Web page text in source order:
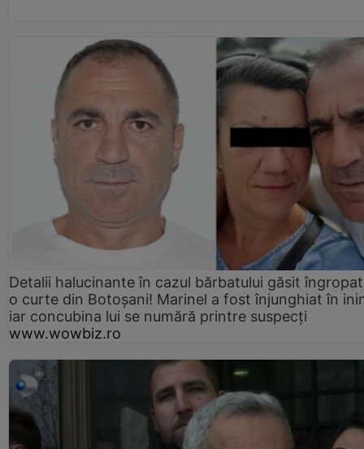
Detalii halucinante în cazul bărbatului găsit
o curte din Botoșani! Marinel a fost înjunghiat în
iar concubina lui se numără printre suspecți
www.wowbiz.ro